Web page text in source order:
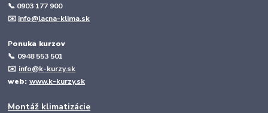
📞 0903 177 900
✉️ info@lacna-klima.sk
Ponuka kurzov
📞 0948 553 501
✉️ info@k-kurzy.sk
web:www.k-kurzy.sk
Montáž klimatizácie